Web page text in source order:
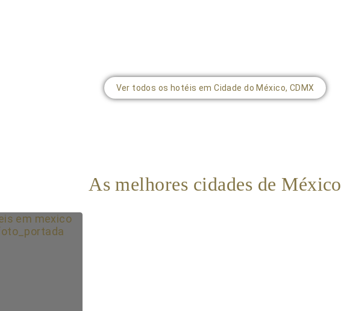
Ver todos os hotéis em Cidade do México, CDMX
As melhores cidades de México